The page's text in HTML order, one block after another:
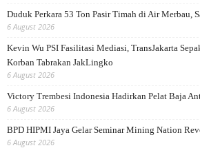
Duduk Perkara 53 Ton Pasir Timah di Air Merbau,
6 August 2026
Kevin Wu PSI Fasilitasi Mediasi, TransJakarta
Korban Tabrakan JakLingko
6 August 2026
Victory Trembesi Indonesia Hadirkan Pelat Baja
6 August 2026
BPD HIPMI Jaya Gelar Seminar Mining Nation
6 August 2026